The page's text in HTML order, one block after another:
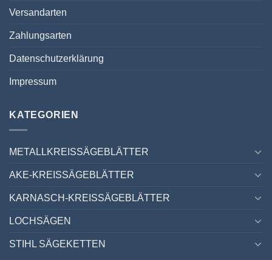
Versandarten
Zahlungsarten
Datenschutzerklärung
Impressum
KATEGORIEN
METALLKREISSÄGEBLÄTTER
AKE-KREISSÄGEBLÄTTER
KARNASCH-KREISSÄGEBLÄTTER
LOCHSÄGEN
STIHL SÄGEKETTEN